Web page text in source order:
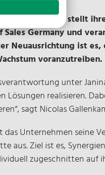
NOSTA Group stellt
Sales Germany und
Neuausrichtung ist
voranzutreiben.
unter
Lösungen realisieren.
sagt Nicolas
Unternehmen seine
aus. Ziel ist es,
zugeschnitten auf